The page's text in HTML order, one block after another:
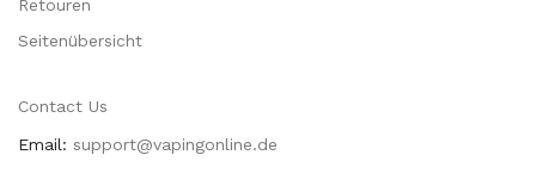
Retouren
Seitenübersicht
Contact Us
Email: support@vapingonline.de